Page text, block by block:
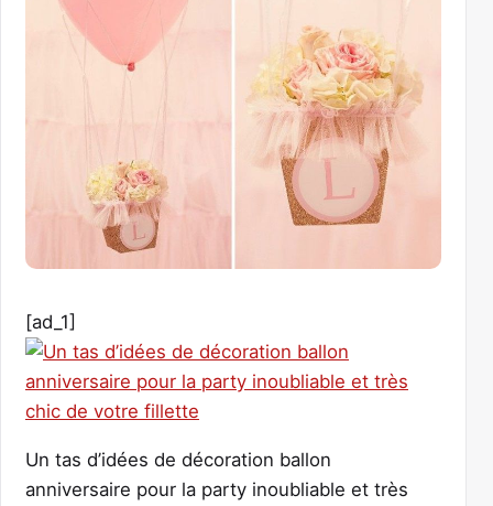
[ad_1]
Un tas d’idées de décoration ballon
anniversaire pour la party inoubliable et très